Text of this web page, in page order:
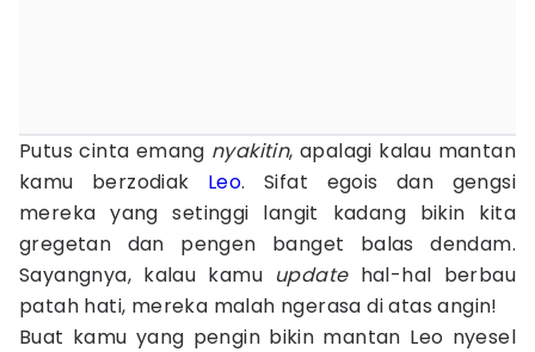
Putus cinta emang nyakitin, apalagi kalau mantan
kamu berzodiak Leo. Sifat egois dan gengsi
mereka yang setinggi langit kadang bikin kita
gregetan dan pengen banget balas dendam.
Sayangnya, kalau kamu updatehal-hal berbau
patah hati, mereka malah ngerasa di atas angin!
Buat kamu yang pengin bikin mantan Leo nyesel